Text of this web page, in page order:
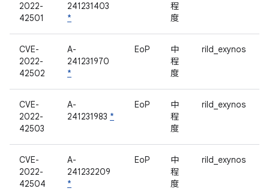
2022-
42501
241231403
*
程
度
CVE-
2022-
42502
A-
241231970
*
EoP
中
程
度
rild_exynos
CVE-
2022-
42503
A-
241231983 *
EoP
中
程
度
rild_exynos
CVE-
2022-
42504
A-
241232209
*
EoP
中
程
度
rild_exynos